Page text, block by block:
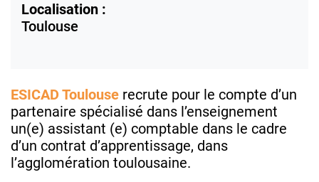
Localisation :
Toulouse
ESICAD Toulouse recrute pour le compte d’un
partenaire spécialisé dans l’enseignement
un(e) assistant (e) comptable dans le cadre
d’un contrat d’apprentissage, dans
l’agglomération toulousaine.